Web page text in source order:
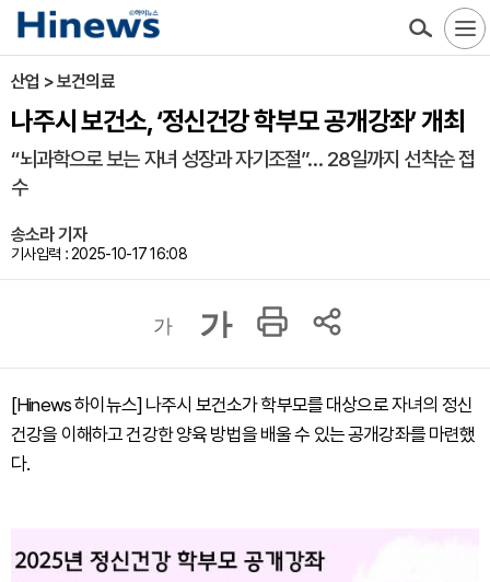
산업 > 보건의료
나주시 보건소, ‘정신건강 학부모 공개강좌’ 개최
“뇌과학으로 보는 자녀 성장과 자기조절”… 28일까지 선착순 접
수
송소라 기자
기사입력 : 2025-10-17 16:08
가 가
[Hinews 하이뉴스] 나주시 보건소가 학부모를 대상으로 자녀의 정신
건강을 이해하고 건강한 양육 방법을 배울 수 있는 공개강좌를 마련했
다.